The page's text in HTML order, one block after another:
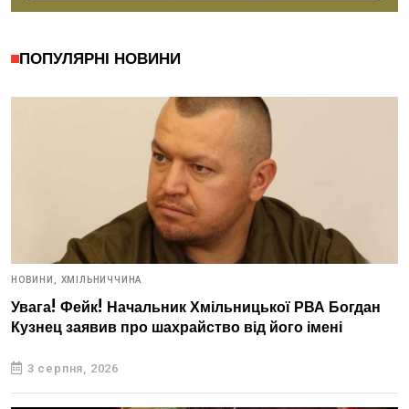
ПОПУЛЯРНІ НОВИНИ
НОВИНИ, ХМІЛЬНИЧЧИНА
Увага! Фейк! Начальник Хмільницької РВА Богдан
Кузнец заявив про шахрайство від його імені
3 серпня, 2026